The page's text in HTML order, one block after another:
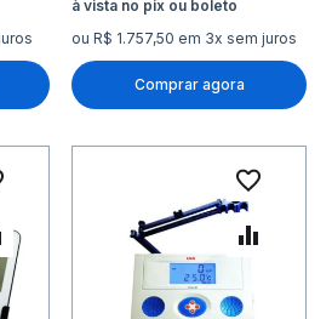
ou R$ 1.757,50 em 3x sem juros
Comprar agora
à lista de
para Comparar